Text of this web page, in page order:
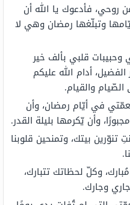
فأدعوك يا الله أن
وتبلّغها رمضان وهي لا
قلبي بألف خير
أدام الله عليكم
والقيام.
في أيّام رمضان، وأن
وأن يّكرمها بليلة القدر.
بيتك، وتمنحين قلوبنا
وكلّ لحظاتك تتبارك،
وجارك.